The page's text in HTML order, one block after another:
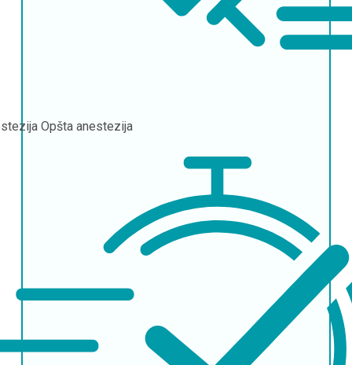
Opšta anestezija